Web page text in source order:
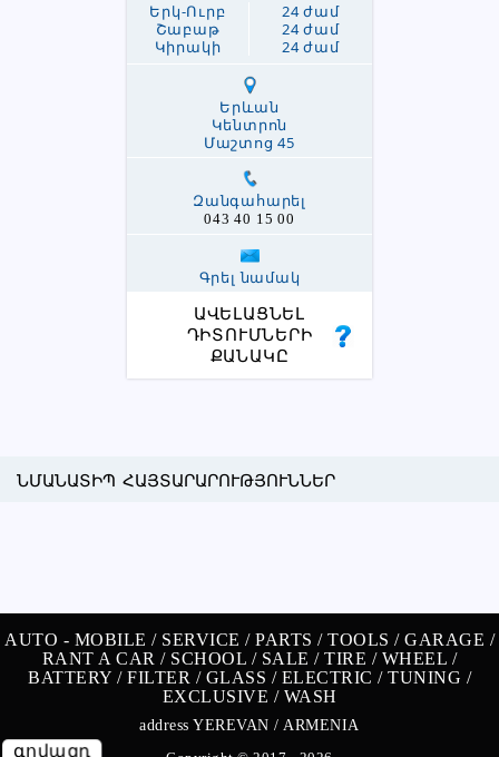
գովազդ
Երկ-Ուրբ
Շաբաթ
Կիրակի
24 ժամ
24 ժամ
24 ժամ
Երևան
Կենտրոն
Մաշտոց 45
Զանգահարել
043 40 15 00
Գրել նամակ
ԱՎԵԼԱՑՆԵԼ
ԴԻՏՈՒՄՆԵՐԻ
ՔԱՆԱԿԸ
ՆՄԱՆԱՏԻՊ ՀԱՅՏԱՐԱՐՈՒԹՅՈՒՆՆԵՐ
AUTO - MOBILE / SERVICE / PARTS / TOOLS / GARAGE /
RANT A CAR / SCHOOL / SALE /TIRE / WHEEL /
BATTERY / FILTER / GLASS / ELECTRIC / TUNING /
EXCLUSIVE / WASH
address YEREVAN / ARMENIA